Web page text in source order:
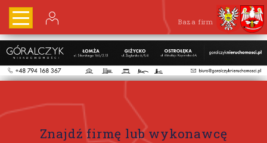
Baza firm
Znajdź firmę lub wykonawcę